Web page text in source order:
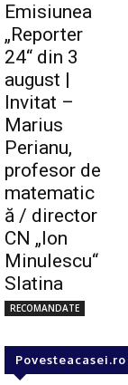
Emisiunea
„Reporter
24“ din 3
august |
Invitat –
Marius
Perianu,
profesor de
matematic
ă / director
CN „Ion
Minulescu“
Slatina
RECOMANDATE
Povesteacasei.ro